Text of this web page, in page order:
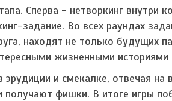
Сперва - нетворкинг внутри
задание. Во всех раундах
находят не только будущих
жизненными
и смекалке, отвечая на
получают фишки. В итоге игры